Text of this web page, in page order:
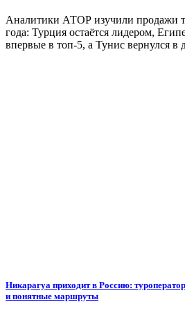
Аналитики АТОР изучили продажи
года: Турция остаётся лидером,
впервые в топ-5, а Тунис вернулся в
Никарагуа приходит в Россию:
и понятные маршруты